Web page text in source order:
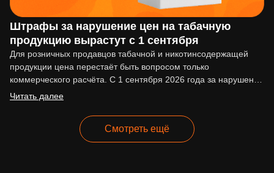
Штрафы за нарушение цен на табачную
продукцию вырастут с 1 сентября
Для розничных продавцов табачной и никотинсодержащей
продукции цена перестаёт быть вопросом только
коммерческого расчёта. С 1 сентября 2026 года за нарушение
ценовых ограничений начнут…
Читать далее
Смотреть ещё